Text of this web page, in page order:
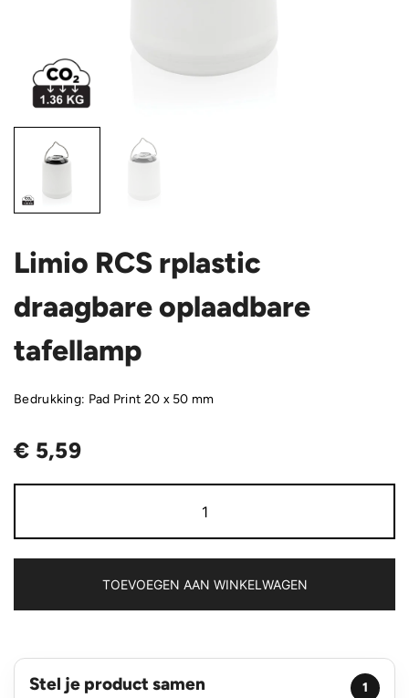
Limio RCS rplastic
draagbare oplaadbare
tafellamp
Bedrukking: Pad Print 20 x 50 mm
€ 5,59
RCS
oplaadbare
tafellamp
TOEVOEGEN AAN WINKELWAGEN
Stel je product samen 1